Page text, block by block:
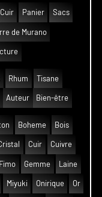
Cuir Panier Sacs
de Murano
Rhum Tisane
Auteur Bien-être
Boheme Bois
Cuir Cuivre
Fimo Gemme Laine
Miyuki Onirique Or